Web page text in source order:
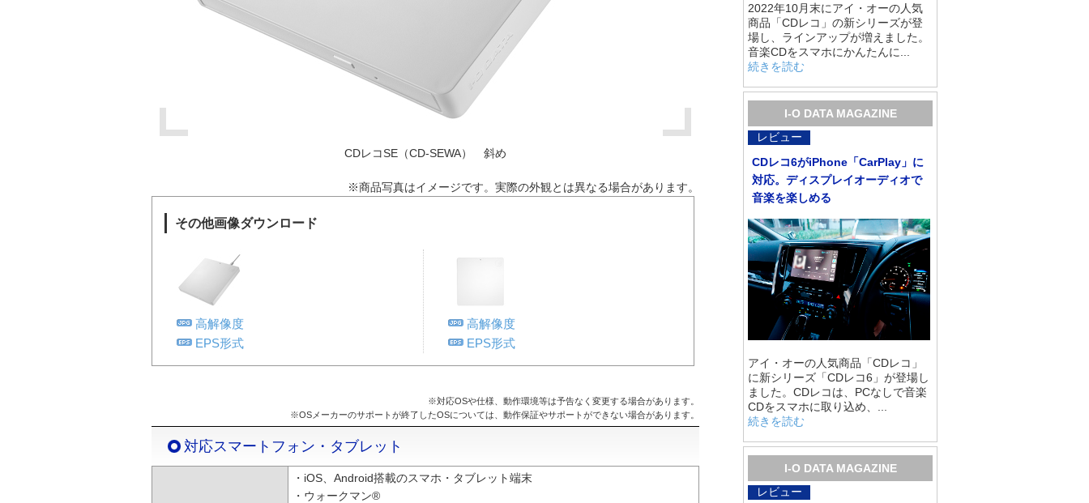
CDレコSE（CD-SEWA） 斜め
※商品写真はイメージです。実際の外観とは異なる場合があります。
その他画像ダウンロード
高解像度
EPS形式
高解像度
EPS形式
※対応OSや仕様、動作環境等は予告なく変更する場合があります。
※OSメーカーのサポートが終了したOSについては、動作保証やサポートができない場合があります。
対応スマートフォン・タブレット
・iOS、Android搭載のスマホ・タブレット端末
・ウォークマン®
2022年10月末にアイ・オーの人気
商品「CDレコ」の新シリーズが登
場し、ラインアップが増えました。
音楽CDをスマホにかんたんに...
続きを読む
I-O DATA MAGAZINE
レビュー
CDレコ6がiPhone「CarPlay」に
対応。ディスプレイオーディオで
音楽を楽しめる
アイ・オーの人気商品「CDレコ」
に新シリーズ「CDレコ6」が登場し
ました。CDレコは、PCなしで音楽
CDをスマホに取り込め、...
続きを読む
I-O DATA MAGAZINE
レビュー